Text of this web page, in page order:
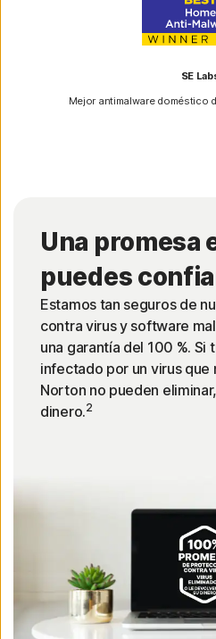
SE
Mejor antimalware doméstico
Una promesa
puedes
Estamos tan seguros de
contra virus y software
una garantía del 100 %. Si
infectado por un virus
Norton no pueden
dinero.2